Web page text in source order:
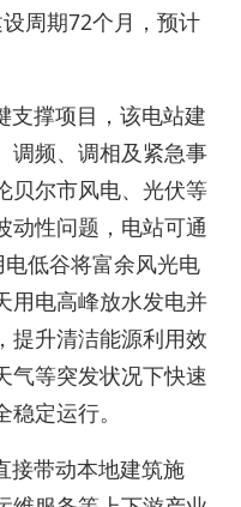
周期72个月，预计
支撑项目，该电站建
调频、调相及紧急事
贝尔市风电、光伏等
动性问题，电站可通
电低谷将富余风光电
用电高峰放水发电并
提升清洁能源利用效
气等突发状况下快速
定运行。
接带动本地建筑施